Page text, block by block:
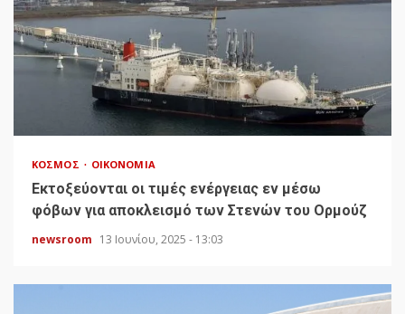
ΚΌΣΜΟΣ ΟΙΚΟΝΟΜΊΑ
Εκτοξεύονται οι τιμές ενέργειας εν μέσω
φόβων για αποκλεισμό των Στενών του Ορμούζ
newsroom 13 Ιουνίου, 2025 - 13:03